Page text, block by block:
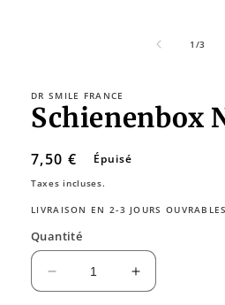
1 /de3
DR SMILE FRANCE
Schienenbox
Prix
habituel
7,50 € Épuisé
Taxes incluses.
LIVRAISON EN 2-3 JOURS OUVRABLES
Quantité
Réduire
la
Augmenter
la